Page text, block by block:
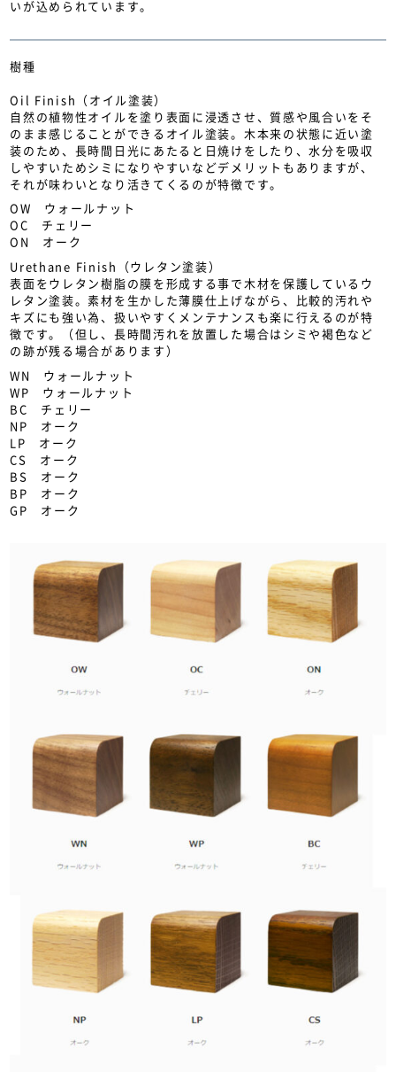
いが込められています。
樹種
Oil Finish（オイル塗装）
自然の植物性オイルを塗り表面に浸透させ、質感や風合いをそ
のまま感じることができるオイル塗装。木本来の状態に近い塗
装のため、長時間日光にあたると日焼けをしたり、水分を吸収
しやすいためシミになりやすいなどデメリットもありますが、
それが味わいとなり活きてくるのが特徴です。
OW ウォールナット
OC チェリー
ON オーク
Urethane Finish（ウレタン塗装）
表面をウレタン樹脂の膜を形成する事で木材を保護しているウ
レタン塗装。素材を生かした薄膜仕上げながら、比較的汚れや
キズにも強い為、扱いやすくメンテナンスも楽に行えるのが特
徴です。（但し、長時間汚れを放置した場合はシミや褐色など
の跡が残る場合があります）
WN ウォールナット
WP ウォールナット
BC チェリー
NP オーク
LP オーク
CS オーク
BS オーク
BP オーク
GP オーク